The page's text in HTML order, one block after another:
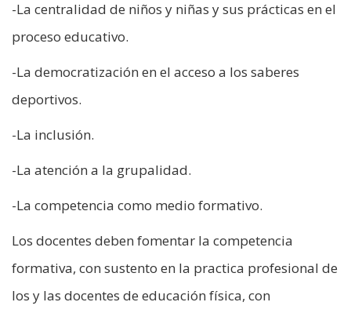
-La centralidad de niños y niñas y sus prácticas en el
proceso educativo.
-La democratización en el acceso a los saberes
deportivos.
-La inclusión.
-La atención a la grupalidad.
-La competencia como medio formativo.
Los docentes deben fomentar la competencia
formativa, con sustento en la practica profesional de
los y las docentes de educación física, con